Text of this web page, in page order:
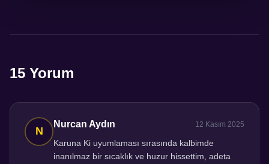
15 Yorum
Nurcan Aydın 12 Kasım 2025
Karuna Ki uyumlaması sırasında kalbimde
inanılmaz bir sıcaklık ve huzur hissettim, adeta